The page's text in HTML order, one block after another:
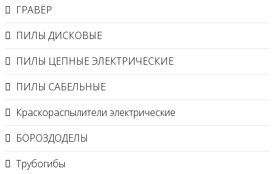
ГРАВЁР
ПИЛЫ ДИСКОВЫЕ
ПИЛЫ ЦЕПНЫЕ ЭЛЕКТРИЧЕСКИЕ
ПИЛЫ САБЕЛЬНЫЕ
Краскораспылители электрические
БОРОЗДОДЕЛЫ
Трубогибы